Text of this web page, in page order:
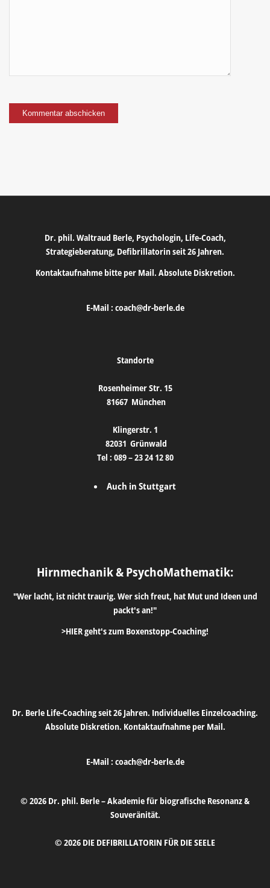
Dr. phil. Waltraud Berle, Psychologin, Life-Coach,
Strategieberatung, Defibrillatorin seit 26 Jahren.
Kontaktaufnahme bitte per Mail. Absolute Diskretion.
E-Mail : coach@dr-berle.de
Standorte
Rosenheimer Str. 15
81667 München
Klingerstr. 1
82031 Grünwald
Tel : 089 – 23 24 12 80
Auch in Stuttgart
Hirnmechanik & PsychoMathematik:
"Wer lacht, ist nicht traurig. Wer sich freut, hat Mut und Ideen und
packt's an!"
>HIER geht's zum Boxenstopp-Coaching!
Dr. Berle Life-Coaching seit 26 Jahren. Individuelles Einzelcoaching.
Absolute Diskretion. Kontaktaufnahme per Mail.
E-Mail : coach@dr-berle.de
© 2026 Dr. phil. Berle – Akademie für biografische Resonanz &
Souveränität.
© 2026 DIE DEFIBRILLATORIN FÜR DIE SEELE